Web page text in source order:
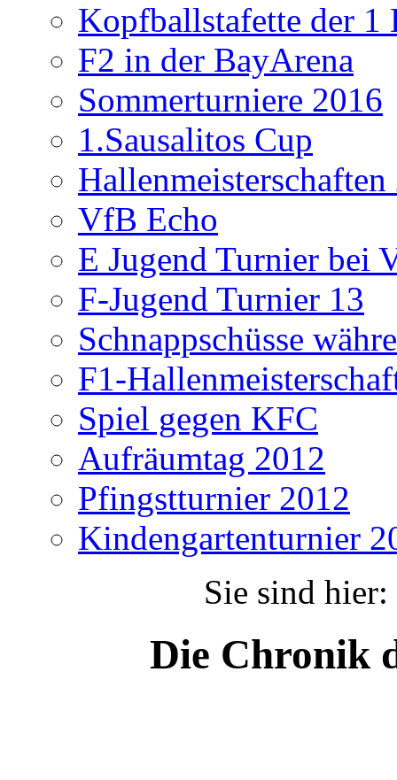
Kopfballstafette der 1
F2 in der BayArena
Sommerturniere 2016
1.Sausalitos Cup
Hallenmeisterschaften
VfB Echo
E Jugend Turnier bei
F-Jugend Turnier 13
Schnappschüsse
F1-
Spiel gegen KFC
Aufräumtag 2012
Pfingstturnier 2012
Kindengartenturnier
Sie sind
Die Chronik